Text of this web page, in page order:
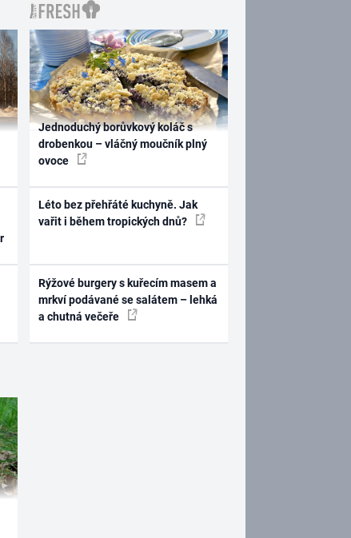
Jednoduchý borůvkový koláč s
drobenkou – vláčný moučník plný
ovoce
Léto bez přehřáté kuchyně. Jak
vařit i během tropických dnů?
Rýžové burgery s kuřecím masem a
mrkví podávané se salátem – lehká
a chutná večeře